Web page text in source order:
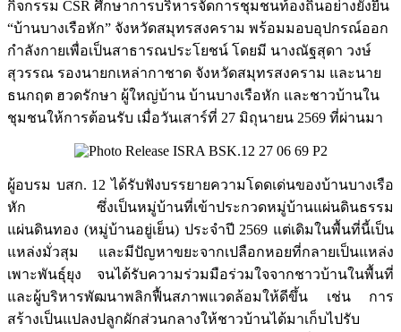
กิจกรรม CSR ศึกษาการบริหารจัดการชุมชนท้องถิ่นอย่างยั่งยืน
“บ้านบางเรือหัก” จังหวัดสมุทรสงคราม พร้อมมอบอุปกรณ์ออก
กำลังกายเพื่อเป็นสาธารณประโยชน์ โดยมี นางณัฐสุดา วงษ์
สุวรรณ รองนายกเหล่ากาชาด จังหวัดสมุทรสงคราม และนาย
ธนกฤต ฮวดรักษา ผู้ใหญ่บ้าน บ้านบางเรือหัก และชาวบ้านใน
ชุมชนให้การต้อนรับ เมื่อวันเสาร์ที่ 27 มิถุนายน 2569 ที่ผ่านมา
ผู้อบรม บสก. 12 ได้รับฟังบรรยายความโดดเด่นของบ้านบางเรือ
หัก ซึ่งเป็นหมู่บ้านที่เข้าประกวดหมู่บ้านแผ่นดินธรรม
แผ่นดินทอง (หมู่บ้านอยู่เย็น) ประจำปี 2569 แต่เดิมในพื้นที่นี้เป็น
แหล่งมั่วสุม และมีปัญหาขยะจากเปลือกหอยที่กลายเป็นแหล่ง
เพาะพันธุ์ยุง จนได้รับความร่วมมือร่วมใจจากชาวบ้านในพื้นที่
และผู้บริหารพัฒนาพลิกฟื้นสภาพแวดล้อมให้ดีขึ้น เช่น การ
สร้างเป็นแปลงปลูกผักส่วนกลางให้ชาวบ้านได้มาเก็บไปรับ